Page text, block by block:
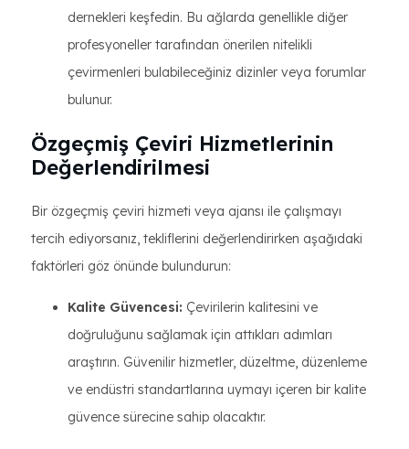
dernekleri keşfedin. Bu ağlarda genellikle diğer
profesyoneller tarafından önerilen nitelikli
çevirmenleri bulabileceğiniz dizinler veya forumlar
bulunur.
Özgeçmiş Çeviri Hizmetlerinin
Değerlendirilmesi
Bir özgeçmiş çeviri hizmeti veya ajansı ile çalışmayı
tercih ediyorsanız, tekliflerini değerlendirirken aşağıdaki
faktörleri göz önünde bulundurun:
Kalite Güvencesi: Çevirilerin kalitesini ve
doğruluğunu sağlamak için attıkları adımları
araştırın. Güvenilir hizmetler, düzeltme, düzenleme
ve endüstri standartlarına uymayı içeren bir kalite
güvence sürecine sahip olacaktır.